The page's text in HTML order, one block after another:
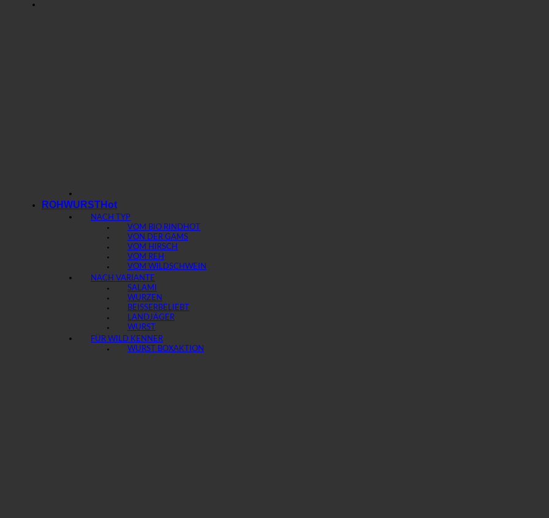
ROHWURST
NACH TYP
VOM BIO RIND
VON DER GAMS
VOM HIRSCH
VOM REH
VOM WILDSCHWEIN
NACH VARIANTE
SALAMI
WURZEN
BEISSER
LANDJÄGER
WURST
FÜR WILD KENNER
WURST BOX